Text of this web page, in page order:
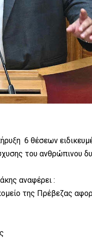
6 θέσεων
του ανθρώπινου
αναφέρει :
της Πρέβεζας